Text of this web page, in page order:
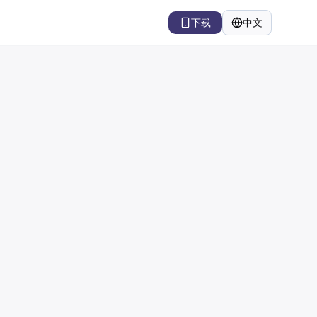
下载 中文
语言